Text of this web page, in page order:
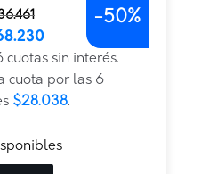
cuotas sin interés.
cuota por las 6
$28.038.
-50%